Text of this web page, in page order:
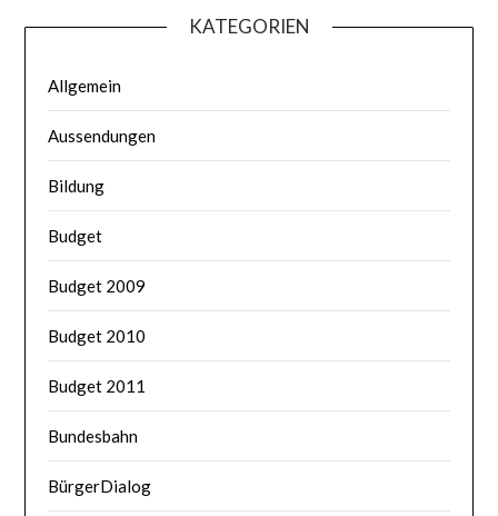
KATEGORIEN
Allgemein
Aussendungen
Bildung
Budget
Budget 2009
Budget 2010
Budget 2011
Bundesbahn
BürgerDialog